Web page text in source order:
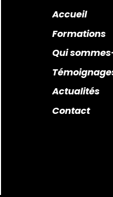
Accueil
Formations
Actualités
Contact